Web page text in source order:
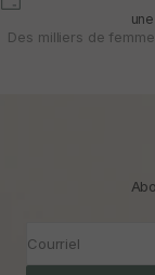
Des milliers de
Courriel